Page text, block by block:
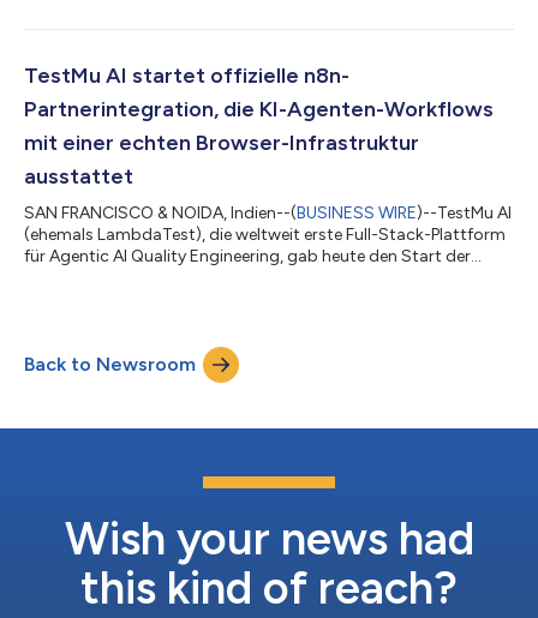
Prozess basiert auf der Weiterentwicklung eines
Produktanforderung zur Versandentscheidung. Dabei werden
TestMu AI startet offizielle n8n-
Partnerintegration, die KI-Agenten-Workflows
mit einer echten Browser-Infrastruktur
ausstattet
SAN FRANCISCO & NOIDA, Indien--(BUSINESS WIRE)--TestMu AI
(ehemals LambdaTest), die weltweit erste Full-Stack-Plattform
für Agentic AI Quality Engineering, gab heute den Start der
Unternehmensautomatisierung. Die TestMu AI Agent-
Integration ist als verifizierter n8n-Partner-Community-Node
verfügbar und ermöglicht es Entwicklern, KI-Agenten...
Back to Newsroom
Wish your news had
this kind of reach?